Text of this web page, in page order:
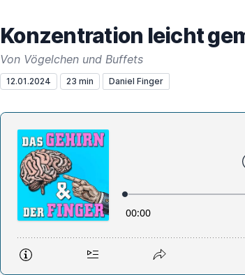
Konzentration leicht
Von Vögelchen und Buffets
12.01.2024 23 min Daniel Finger